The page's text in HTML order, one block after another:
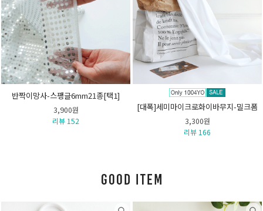
반짝이망사-스팽글6mm21종[택1]
3,900원
리뷰 152
[대폭]세미마이크로화이바무지-밀크폼
3,300원
리뷰 166